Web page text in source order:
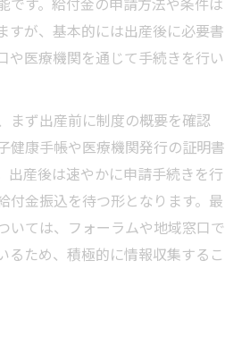
すが、基本的には出産後に必要書
や医療機関を通じて手続きを行い
まず出産前に制度の概要を確認
健康手帳や医療機関発行の証明書
出産後は速やかに申請手続きを行
付金振込を待つ形となります。最
いては、フォーラムや地域窓口で
るため、積極的に情報収集するこ